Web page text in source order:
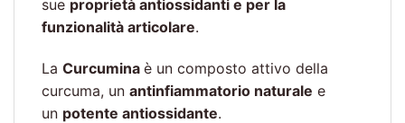
sue proprietà antiossidanti e per la
funzionalità articolare.
La Curcumina è un composto attivo della
curcuma, un antinfiammatorio naturale e
un potente antiossidante.